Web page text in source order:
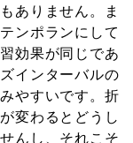
ありません。ま
ンポランにして
効果が同じであ
インターバルの
やすいです。折
変わるとどうし
んし、それこそ